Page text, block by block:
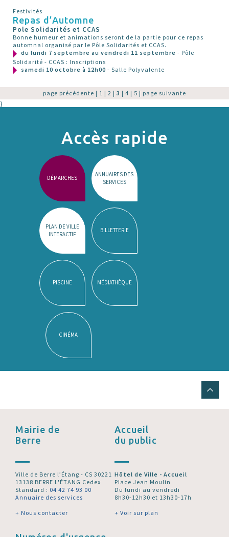
Festivités
Repas d’Automne
Pole Solidarités et CCAS
Bonne humeur et animations seront de la partie pour ce repas
automnal organisé par le Pôle Solidarités et CCAS.
du lundi 7 septembre au vendredi 11 septembre - Pôle
Solidarité - CCAS : Inscriptions
samedi 10 octobre à 12h00 - Salle Polyvalente
page précédente | 1 | 2 | 3 | 4 | 5 | page suivante
}
Accès rapide
DÉMARCHES
ANNUAIRES DES
SERVICES
PLAN DE VILLE
INTERACTIF
BILLETTERIE
PISCINE MÉDIATHÈQUE
CINÉMA
Mairie de
Berre
Ville de Berre l’Étang - CS 30221
13138 BERRE L'ÉTANG Cedex
Standard : 04 42 74 93 00
Annuaire des services
+ Nous contacter
Accueil
du public
Hôtel de Ville - Accueil
Place Jean Moulin
Du lundi au vendredi
8h30-12h30 et 13h30-17h
+ Voir sur plan